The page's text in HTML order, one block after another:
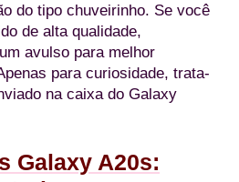
do tipo chuveirinho. Se você
de alta qualidade,
avulso para melhor
para curiosidade, trata-
na caixa do Galaxy
Galaxy A20s: